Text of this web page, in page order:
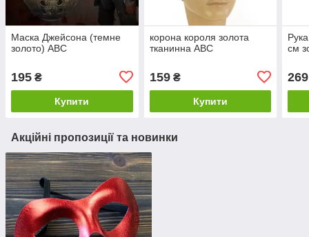
Маска Джейсона (темне
золото) ABC
195 ₴
Купити
корона короля золота
тканинна ABC
159₴
Купити
см
269
Акційні пропозиції та новинки